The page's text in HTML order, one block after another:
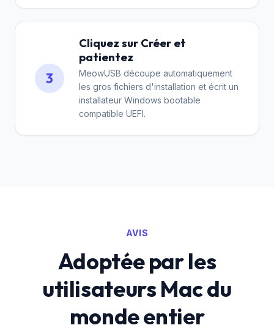
3
Cliquez sur Créer et
patientez
MeowUSB découpe automatiquement
les gros fichiers d'installation et écrit un
installateur Windows bootable
compatible UEFI.
AVIS
Adoptée par les
utilisateurs Mac du
monde entier